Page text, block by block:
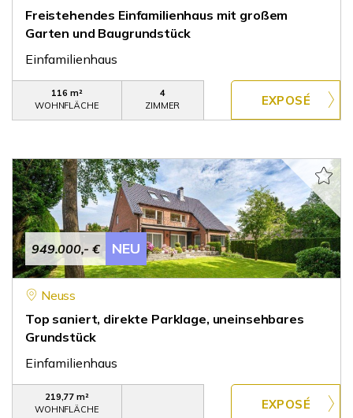
Freistehendes Einfamilienhaus mit großem
Garten und Baugrundstück
Einfamilienhaus
116 m²
WOHNFLÄCHE
4
ZIMMER
949.000,- € NEU
Neuss
Top saniert, direkte Parklage, uneinsehbares
Grundstück
Einfamilienhaus
219,77 m²
WOHNFLÄCHE